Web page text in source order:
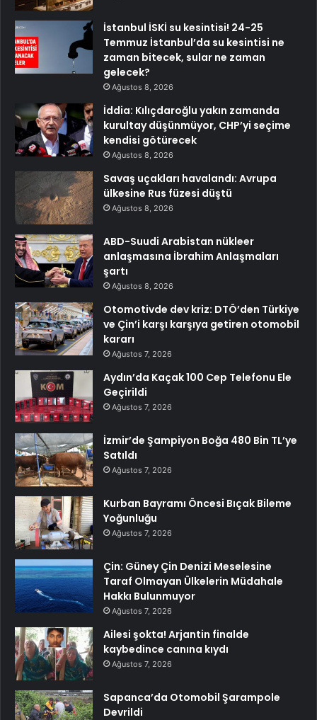
İstanbul İSKİ su kesintisi! 24-25
Temmuz İstanbul’da su kesintisi ne
zaman bitecek, sular ne zaman
gelecek?
Ağustos 8, 2026
İddia: Kılıçdaroğlu yakın zamanda
kurultay düşünmüyor, CHP’yi seçime
kendisi götürecek
Ağustos 8, 2026
Savaş uçakları havalandı: Avrupa
ülkesine Rus füzesi düştü
Ağustos 8, 2026
ABD-Suudi Arabistan nükleer
anlaşmasına İbrahim Anlaşmaları
şartı
Ağustos 8, 2026
Otomotivde dev kriz: DTÖ’den Türkiye
ve Çin’i karşı karşıya getiren otomobil
kararı
Ağustos 7, 2026
Aydın’da Kaçak 100 Cep Telefonu Ele
Geçirildi
Ağustos 7, 2026
İzmir’de Şampiyon Boğa 480 Bin TL’ye
Satıldı
Ağustos 7, 2026
Kurban Bayramı Öncesi Bıçak Bileme
Yoğunluğu
Ağustos 7, 2026
Çin: Güney Çin Denizi Meselesine
Taraf Olmayan Ülkelerin Müdahale
Hakkı Bulunmuyor
Ağustos 7, 2026
Ailesi şokta! Arjantin finalde
kaybedince canına kıydı
Ağustos 7, 2026
Sapanca’da Otomobil Şarampole
Devrildi